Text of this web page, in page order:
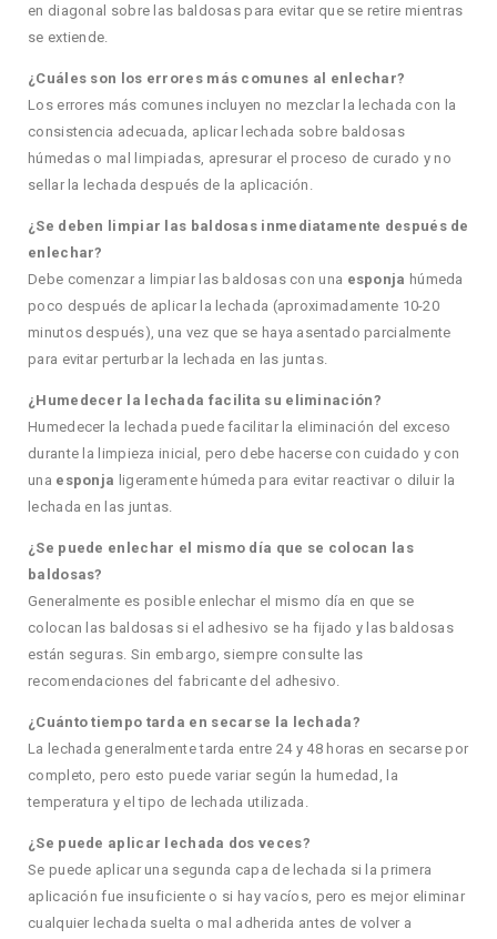
en diagonal sobre las baldosas para evitar que se retire mientras
se extiende.
¿Cuáles son los errores más comunes al enlechar?
Los errores más comunes incluyen no mezclar la lechada con la
consistencia adecuada, aplicar lechada sobre baldosas
húmedas o mal limpiadas, apresurar el proceso de curado y no
sellar la lechada después de la aplicación.
¿Se deben limpiar las baldosas inmediatamente después de
enlechar?
Debe comenzar a limpiar las baldosas con una esponja húmeda
poco después de aplicar la lechada (aproximadamente 10-20
minutos después), una vez que se haya asentado parcialmente
para evitar perturbar la lechada en las juntas.
¿Humedecer la lechada facilita su eliminación?
Humedecer la lechada puede facilitar la eliminación del exceso
durante la limpieza inicial, pero debe hacerse con cuidado y con
una esponja ligeramente húmeda para evitar reactivar o diluir la
lechada en las juntas.
¿Se puede enlechar el mismo día que se colocan las
baldosas?
Generalmente es posible enlechar el mismo día en que se
colocan las baldosas si el adhesivo se ha fijado y las baldosas
están seguras. Sin embargo, siempre consulte las
recomendaciones del fabricante del adhesivo.
¿Cuánto tiempo tarda en secarse la lechada?
La lechada generalmente tarda entre 24 y 48 horas en secarse por
completo, pero esto puede variar según la humedad, la
temperatura y el tipo de lechada utilizada.
¿Se puede aplicar lechada dos veces?
Se puede aplicar una segunda capa de lechada si la primera
aplicación fue insuficiente o si hay vacíos, pero es mejor eliminar
cualquier lechada suelta o mal adherida antes de volver a